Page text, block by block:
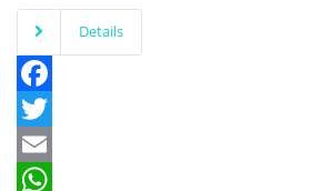
Details
Facebook
Twitter
Email